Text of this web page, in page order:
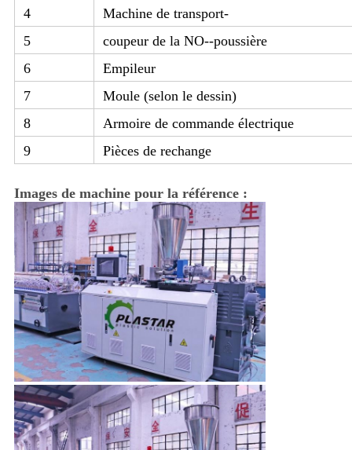
4
Machine de transport-
5
coupeur de la NO--poussière
6
Empileur
7
Moule (selon le dessin)
8
Armoire de commande électrique
9
Pièces de rechange
Images de machine pour la référence :